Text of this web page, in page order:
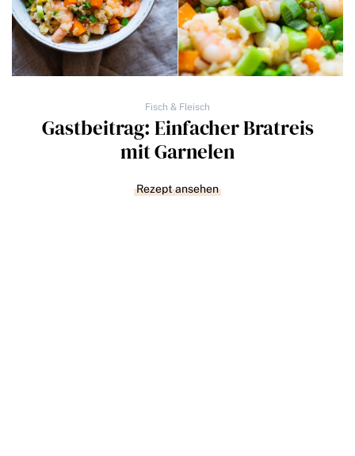
Fisch & Fleisch
Gastbeitrag: Einfacher Bratreis
mit Garnelen
Rezept ansehen